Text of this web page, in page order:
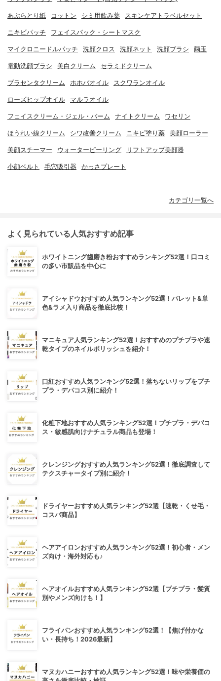
あぶらとり紙 コットン シミ用飲み薬 スキンケアトラベルセット
ニキビパッチ フェイスパック・シートマスク
マイクロニードルパッチ 洗顔クロス 洗顔ネット 洗顔ブラシ 繭玉
電動洗顔ブラシ 美白クリーム セラミドクリーム
プラセンタクリーム ホホバオイル スクワランオイル
ローズヒップオイル マルラオイル
フェイスクリーム・ジェル・バーム ナイトクリーム ワセリン
ほうれい線クリーム シワ改善クリーム ニキビ塗り薬 美顔ローラー
美顔スチーマー ウォーターピーリング リフトアップ美顔器
小顔ベルト 毛穴吸引器 かっさプレート
カテゴリ一覧へ
よく見られている人気おすすめ記事
ホワイトニング歯磨き粉おすすめランキング52選！口コミ
の多い市販品を中心に
アイシャドウおすすめ人気ランキング52選！パレット&単
色&ラメ入り商品を徹底比較！
マニキュア人気ランキング52選！おすすめのプチプラや速
乾タイプのネイルポリッシュを紹介！
口紅おすすめ人気ランキング52選！落ちないリップをプチ
プラ・デパコス別に紹介！
化粧下地おすすめ人気ランキング52選！プチプラ・デパコ
ス・敏感肌向けナチュラル商品も登場！
クレンジングおすすめ人気ランキング52選！徹底調査して
テクスチャータイプ別に紹介！
ドライヤーおすすめ人気ランキング52選【速乾・くせ毛・
コスパ商品】
ヘアアイロンおすすめ人気ランキング52選！初心者・メン
ズ向け・海外対応も♪
ヘアオイルおすすめ人気ランキング52選【プチプラ・髪質
別やメンズ向けも！】
フライパンおすすめ人気ランキング52選！【焦げ付かな
い・長持ち！2026最新】
マヌカハニーおすすめ人気ランキング52選！味や栄養価の